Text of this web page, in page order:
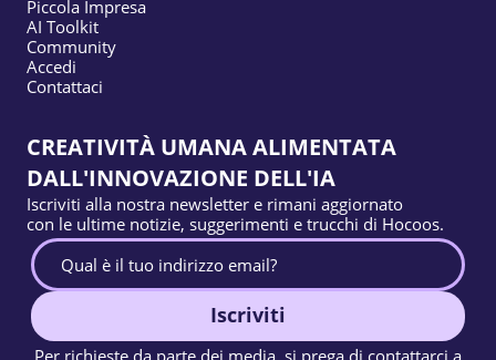
Piccola Impresa
AI Toolkit
Community
Accedi
Contattaci
CREATIVITÀ UMANA ALIMENTATA
DALL'INNOVAZIONE DELL'IA
Iscriviti alla nostra newsletter e rimani aggiornato
con le ultime notizie, suggerimenti e trucchi di Hocoos.
Iscriviti
Per richieste da parte dei media, si prega di contattarci a